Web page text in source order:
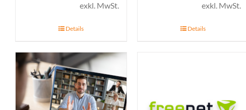
exkl. MwSt.
Details
exkl. MwSt.
Details